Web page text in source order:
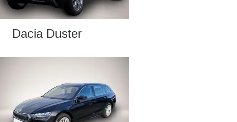
Dacia Duster